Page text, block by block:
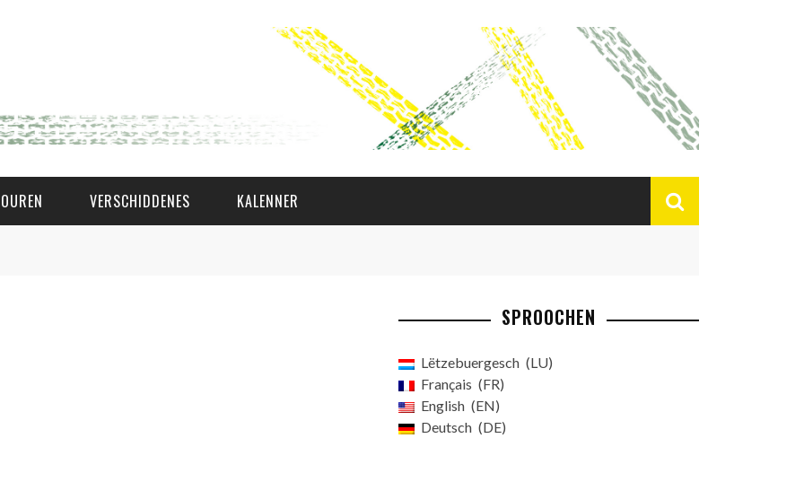
VERSCHIDDENES KALENNER
SPROOCHEN
Lëtzebuergesch
LU
Français
FR
English
EN
Deutsch
DE